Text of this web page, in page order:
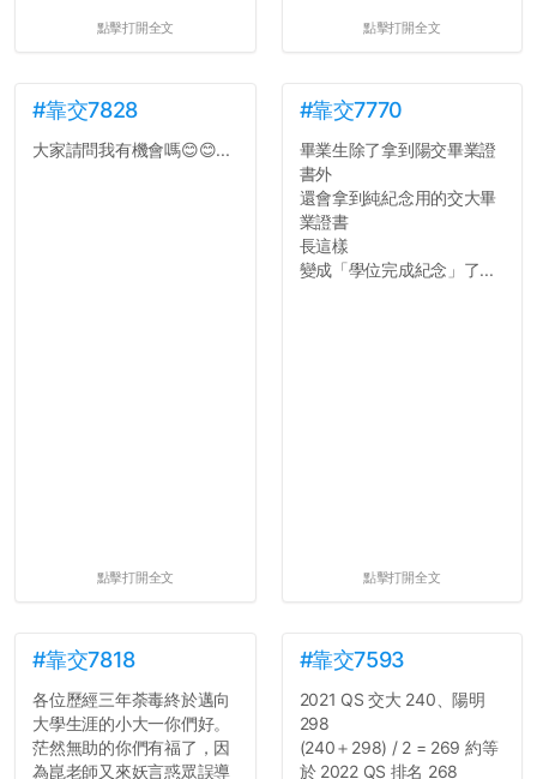
點擊打開全文 點擊打開全文
#靠交7828
大家請問我有機會嗎😊😊...
點擊打開全文
#靠交7770
畢業生除了拿到陽交畢業證
書外
還會拿到純紀念用的交大畢
業證書
長這樣
變成「學位完成紀念」了...
點擊打開全文
#靠交7818
各位歷經三年荼毒終於邁向
大學生涯的小大一你們好。
茫然無助的你們有福了，因
為崑老師又來妖言惑眾誤導
#靠交7593
2021 QS 交大 240、陽明
298
(240＋298) / 2 = 269 約等
於 2022 QS 排名 268